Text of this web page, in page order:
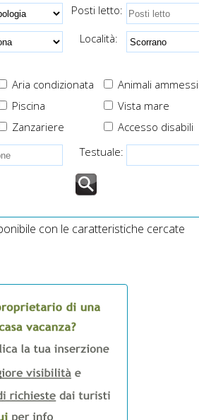
letto per ricarica veloce
Posti letto:
Località:
Aria condizionata Animali ammessi
Piscina Vista mare
Zanzariere
Accesso disabili
Testuale:
con le caratteristiche cercate